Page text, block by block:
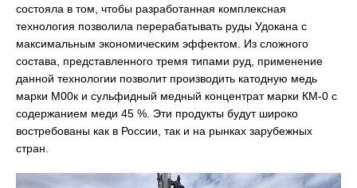
состояла в том, чтобы разработанная комплексная
технология позволила перерабатывать руды Удокана с
максимальным экономическим эффектом. Из сложного
состава, представленного тремя типами руд, применение
данной технологии позволит производить катодную медь
марки М00к и сульфидный медный концентрат марки КМ-0 с
содержанием меди 45 %. Эти продукты будут широко
востребованы как в России, так и на рынках зарубежных
стран.